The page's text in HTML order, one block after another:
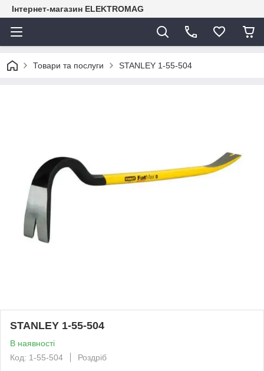
Інтернет-магазин ELEKTROMAG
Товари та послуги STANLEY 1-55-504
STANLEY 1-55-504
В наявності
Код: 1-55-504
Роздріб